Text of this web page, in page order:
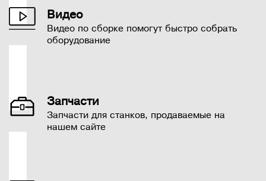
Видео
Видео по сборке помогут быстро собрать
оборудование
Запчасти
Запчасти для станков, продаваемые на
нашем сайте